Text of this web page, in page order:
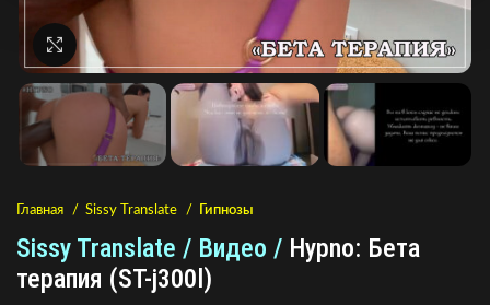
Нажмите, чтобы увеличить
Главная Sissy Translate Гипнозы
Sissy Translate / Видео / Hypno: Бета
терапия (ST-j300l)